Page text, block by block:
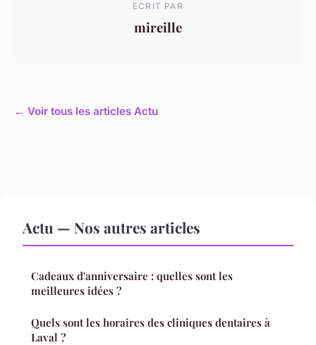
ECRIT PAR
mireille
← Voir tous les articles Actu
Actu — Nos autres articles
Cadeaux d'anniversaire : quelles sont les
meilleures idées ?
Quels sont les horaires des cliniques dentaires à
Laval ?